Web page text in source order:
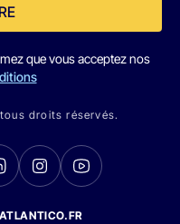
que vous acceptez nos
droits réservés.